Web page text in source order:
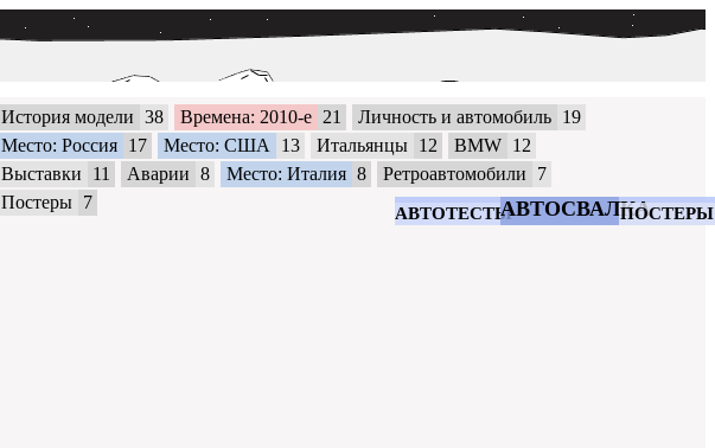
АВТОТЕСТЫАВТОСВАЛКАПОСТЕРЫ
История модели 38 Времена: 2010-е 21 Личность и автомобиль
19
Место: Россия
17 Место: США 13 Итальянцы 12 BMW
12
Выставки
11 Аварии 8 Место: Италия 8 Ретроавтомобили
7
Постеры
7